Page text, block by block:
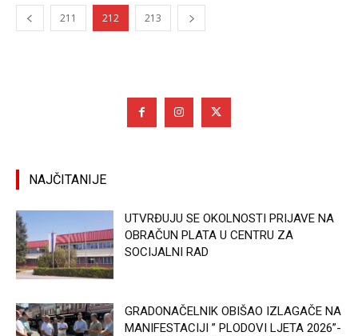
211 212 213
NAJČITANIJE
UTVRĐUJU SE OKOLNOSTI PRIJAVE NA
OBRAČUN PLATA U CENTRU ZA
SOCIJALNI RAD
GRADONAČELNIK OBIŠAO IZLAGAČE NA
MANIFESTACIJI ” PLODOVI LJETA 2026”-